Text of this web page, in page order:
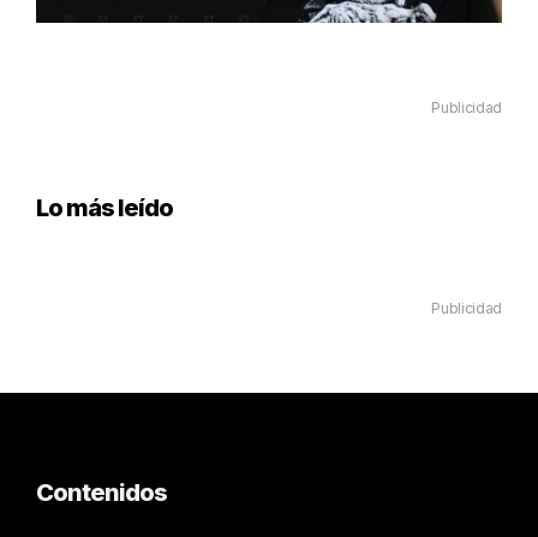
Publicidad
Lo más leído
Publicidad
Contenidos